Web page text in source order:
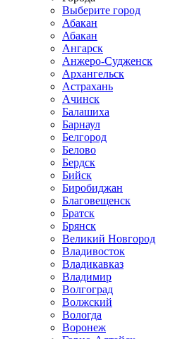
Выберите город
Абакан
Абакан
Ангарск
Анжеро-Судженск
Архангельск
Астрахань
Ачинск
Балашиха
Барнаул
Белгород
Белово
Бердск
Бийск
Биробиджан
Благовещенск
Братск
Брянск
Великий Новгород
Владивосток
Владикавказ
Владимир
Волгоград
Волжский
Вологда
Воронеж